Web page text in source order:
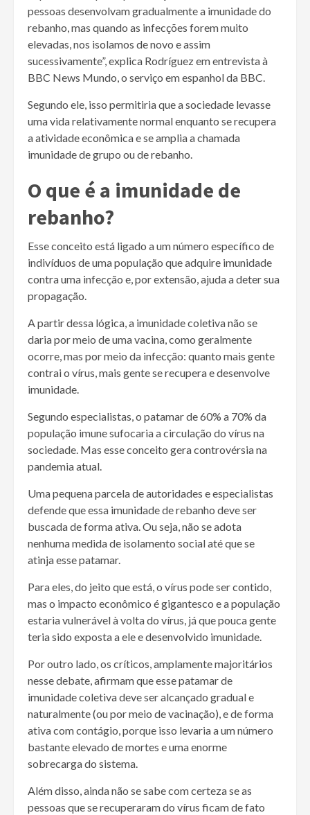
pessoas desenvolvam gradualmente a imunidade do
rebanho, mas quando as infecções forem muito
elevadas, nos isolamos de novo e assim
sucessivamente”, explica Rodríguez em entrevista à
BBC News Mundo, o serviço em espanhol da BBC.
Segundo ele, isso permitiria que a sociedade levasse
uma vida relativamente normal enquanto se recupera
a atividade econômica e se amplia a chamada
imunidade de grupo ou de rebanho.
O que é a imunidade de
rebanho?
Esse conceito está ligado a um número específico de
indivíduos de uma população que adquire imunidade
contra uma infecção e, por extensão, ajuda a deter sua
propagação.
A partir dessa lógica, a imunidade coletiva não se
daria por meio de uma vacina, como geralmente
ocorre, mas por meio da infecção: quanto mais gente
contrai o vírus, mais gente se recupera e desenvolve
imunidade.
Segundo especialistas, o patamar de 60% a 70% da
população imune sufocaria a circulação do vírus na
sociedade. Mas esse conceito gera controvérsia na
pandemia atual.
Uma pequena parcela de autoridades e especialistas
defende que essa imunidade de rebanho deve ser
buscada de forma ativa. Ou seja, não se adota
nenhuma medida de isolamento social até que se
atinja esse patamar.
Para eles, do jeito que está, o vírus pode ser contido,
mas o impacto econômico é gigantesco e a população
estaria vulnerável à volta do vírus, já que pouca gente
teria sido exposta a ele e desenvolvido imunidade.
Por outro lado, os críticos, amplamente majoritários
nesse debate, afirmam que esse patamar de
imunidade coletiva deve ser alcançado gradual e
naturalmente (ou por meio de vacinação), e de forma
ativa com contágio, porque isso levaria a um número
bastante elevado de mortes e uma enorme
sobrecarga do sistema.
Além disso, ainda não se sabe com certeza se as
pessoas que se recuperaram do vírus ficam de fato